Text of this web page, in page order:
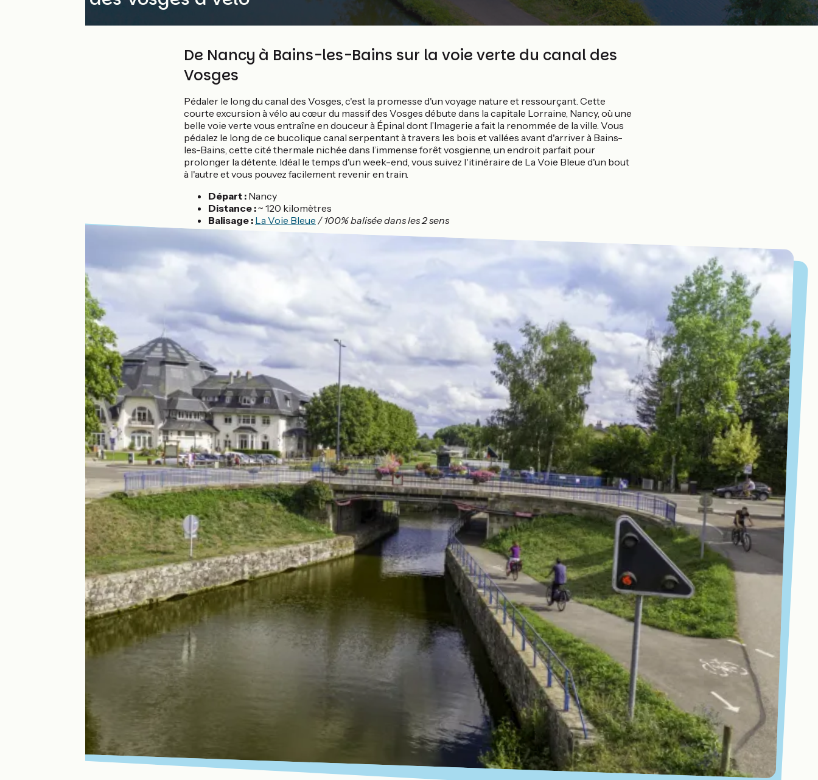
De Nancy à Bains-les-Bains sur la voie verte du canal des
Vosges
Pédaler le long du canal des Vosges, c'est la promesse d'un voyage nature et ressourçant. Cette
courte excursion à vélo au cœur du massif des Vosges débute dans la capitale Lorraine, Nancy, où une
belle voie verte vous entraîne en douceur à Épinal dont l’Imagerie a fait la renommée de la ville. Vous
pédalez le long de ce bucolique canal serpentant à travers les bois et vallées avant d'arriver à Bains-
les-Bains, cette cité thermale nichée dans l’immense forêt vosgienne, un endroit parfait pour
prolonger la détente. Idéal le temps d'un week-end, vous suivez l'itinéraire de La Voie Bleue d'un bout
à l'autre et vous pouvez facilement revenir en train.
Départ : Nancy
Distance :~ 120 kilomètres
Balisage : La Voie Bleue / 100% balisée dans les 2 sens